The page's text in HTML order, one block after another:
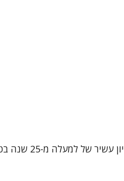
שמי אירית רן,